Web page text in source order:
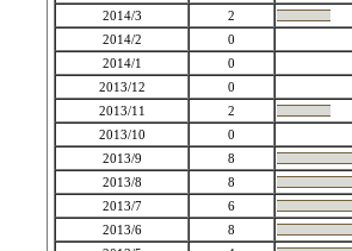
2014/3
2
2014/2
0
2014/1
0
2013/12
0
2013/11
2
2013/10
0
2013/9
8
2013/8
8
2013/7
6
2013/6
8